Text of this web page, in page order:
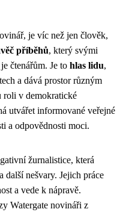
je víc než jen člověk,
příběhů, který svými
čtenářům. Je to hlas lidu,
a dává prostor různým
roli v demokratické
utvářet informované veřejné
a odpovědnosti moci.
žurnalistice, která
další nešvary. Jejich práce
a vede k nápravě.
Watergate novináři z